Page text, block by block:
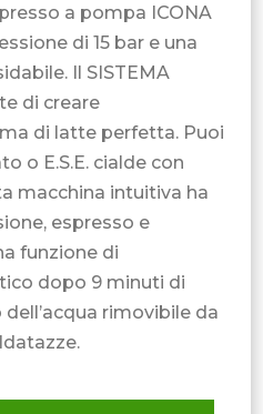
a pompa ICONA
di 15 bar e una
Il SISTEMA
di creare
di latte perfetta. Puoi
o E.S.E. cialde con
macchina intuitiva ha
espresso e
funzione di
dopo 9 minuti di
rimovibile da